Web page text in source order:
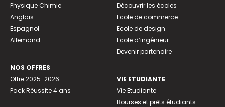
Physique Chimie
Anglais
Espagnol
Allemand
NOS OFFRES
Offre 2025-2026
Pack Réussite 4 ans
Découvrir les écoles
Ecole de commerce
Ecole de design
Ecole d’ingénieur
Devenir partenaire
VIE ETUDIANTE
Vie Etudiante
Bourses et prêts étudiants